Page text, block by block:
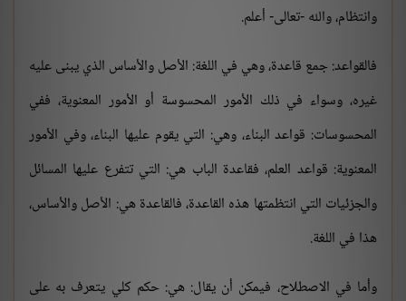
وانتظام، والله -تعالى- أعلم.
فالقواعد: جمع قاعدة، وهي في اللغة: الأصل والأساس الذي يبنى عليه
غيره، وسواء في ذلك الأمور المحسوسة أو الأمور المعنوية، ففي
المحسوسات: قواعد البناء، وهي: التي يقوم عليها البناء، وفي الأمور
المعنوية: قواعد العلم، فقاعدة الباب هي: التي تتفرع عليها المسائل
والجزئيات التي انتظمتها هذه القاعدة، فالقاعدة هي: الأصل والأساس،
هذا في اللغة.
وأما في الاصطلاح، فيمكن أن يقال: هي: حكم كلي يتعرف به على